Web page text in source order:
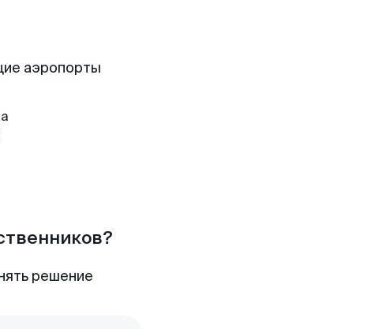
аэропорты
решение